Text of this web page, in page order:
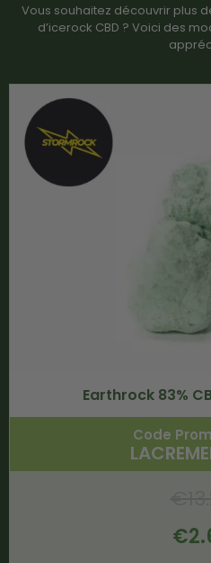
Vous souhaitez découvrir plus
d’icerock CBD ? Voici des
Earthrock 83%
Code
€